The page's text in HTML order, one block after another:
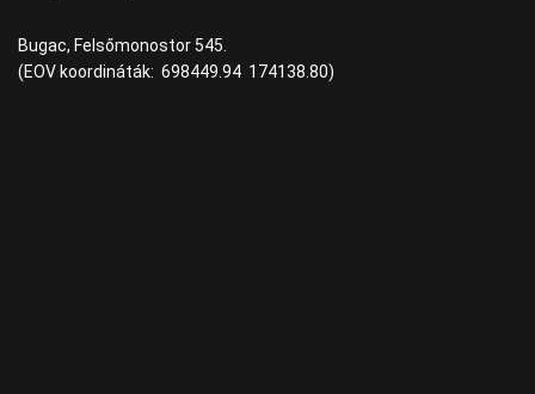
Bugac, Felsőmonostor 545.
(EOV koordináták: 698449.94 174138.80)